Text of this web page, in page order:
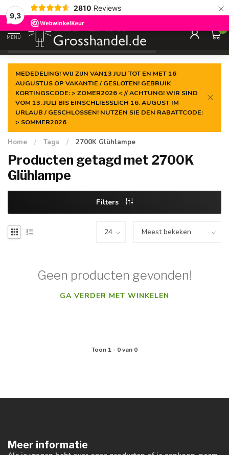
9,3
2810 Reviews ×
Gegarandeerde delaagste prijs
MENU
0
MEDEDELING! WIJ ZIJN VAN13 JULI TOT EN MET 16
AUGUSTUS OP VAKANTIE / GESLOTEN! GEBRUIK
KORTINGSCODE: > ZOMER2026 < // ACHTUNG! WIR SIND
VOM 13. JULI BIS EINSCHLIESSLICH 16. AUGUST IM
URLAUB / GESCHLOSSEN! NUTZEN SIE DEN RABATTCODE:
> SOMMER2026
Home / Tags / 2700K Glühlampe
Producten getagd met 2700K
Glühlampe
Filters
Geen producten gevonden!
GA VERDER MET WINKELEN
Toon 1- 0van 0
Meer informatie